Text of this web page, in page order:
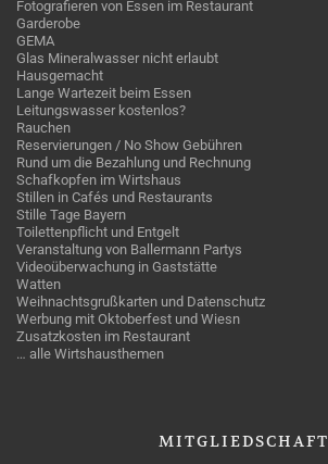
Fotografieren von Essen im Restaurant
Garderobe
GEMA
Glas Mineralwasser nicht erlaubt
Hausgemacht
Lange Wartezeit beim Essen
Leitungswasser kostenlos?
Rauchen
Reservierungen / No Show Gebühren
Rund um die Bezahlung und Rechnung
Schafkopfen im Wirtshaus
Stillen in Cafés und Restaurants
Stille Tage Bayern
Toilettenpflicht und Entgelt
Veranstaltung von Ballermann Partys
Videoüberwachung in Gaststätte
Watten
Weihnachtsgrußkarten und Datenschutz
Werbung mit Oktoberfest und Wiesn
Zusatzkosten im Restaurant
… alle Wirtshausthemen
MITGLIEDSCHAFT